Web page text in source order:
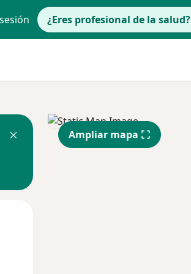
¿Eres profesional de la salud?
Ampliar mapa